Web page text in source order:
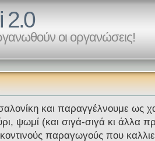
2.0
οι οργανώσεις!
και παραγγέλνουμε ως
ψωμί (και σιγά-σιγά κι άλλα
παραγωγούς που